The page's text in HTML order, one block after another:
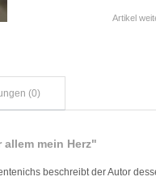
Artikel
(0)
mein Herz"
beschreibt der Autor